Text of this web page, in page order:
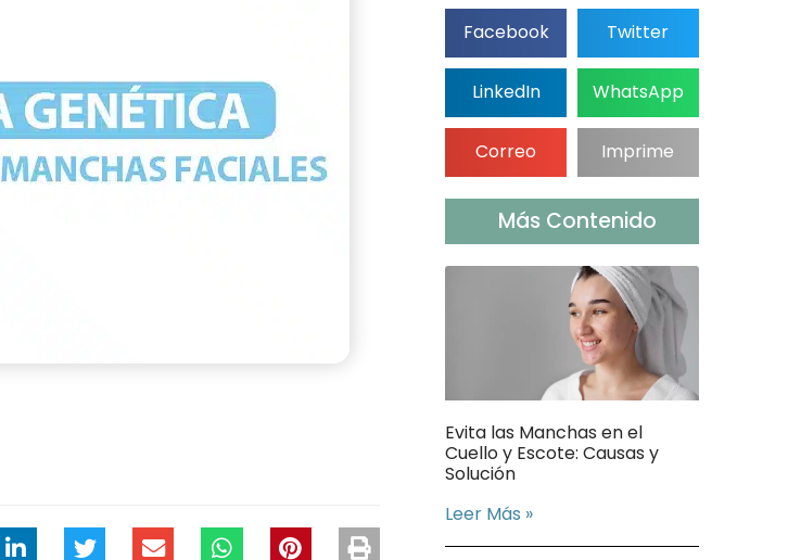
Facebook Twitter
LinkedIn WhatsApp
Correo Imprime
Más Contenido
Evita las Manchas en el
Cuello y Escote: Causas y
Solución
Leer Más »